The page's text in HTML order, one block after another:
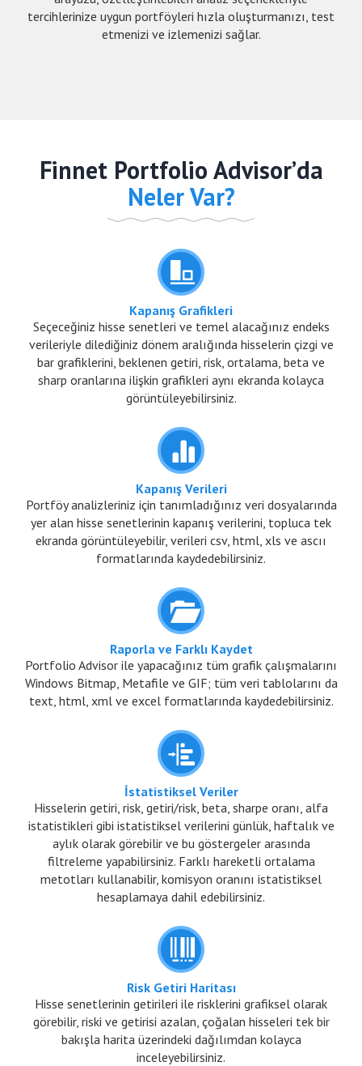
tercihlerinize uygun portföyleri hızla oluşturmanızı, test
etmenizi ve izlemenizi sağlar.
Finnet Portfolio Advisor’da
Neler Var?
Kapanış Grafikleri
Seçeceğiniz hisse senetleri ve temel alacağınız endeks
verileriyle dilediğiniz dönem aralığında hisselerin çizgi ve
bar grafiklerini, beklenen getiri, risk, ortalama, beta ve
sharp oranlarına ilişkin grafikleri aynı ekranda kolayca
görüntüleyebilirsiniz.
Kapanış Verileri
Portföy analizleriniz için tanımladığınız veri dosyalarında
yer alan hisse senetlerinin kapanış verilerini, topluca tek
ekranda görüntüleyebilir, verileri csv, html, xls ve ascıı
formatlarında kaydedebilirsiniz.
Raporla ve Farklı Kaydet
Portfolio Advisor ile yapacağınız tüm grafik çalışmalarını
Windows Bitmap, Metafile ve GIF; tüm veri tablolarını da
text, html, xml ve excel formatlarında kaydedebilirsiniz.
İstatistiksel Veriler
Hisselerin getiri, risk, getiri/risk, beta, sharpe oranı, alfa
istatistikleri gibi istatistiksel verilerini günlük, haftalık ve
aylık olarak görebilir ve bu göstergeler arasında
filtreleme yapabilirsiniz. Farklı hareketli ortalama
metotları kullanabilir, komisyon oranını istatistiksel
hesaplamaya dahil edebilirsiniz.
Risk Getiri Haritası
Hisse senetlerinin getirileri ile risklerini grafiksel olarak
görebilir, riski ve getirisi azalan, çoğalan hisseleri tek bir
bakışla harita üzerindeki dağılımdan kolayca
inceleyebilirsiniz.